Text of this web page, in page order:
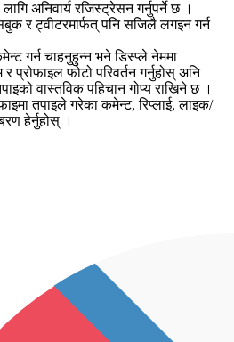
अनिवार्य रजिस्ट्रेसन गर्नुपर्ने छ ।
र ट्वीटरमार्फत् पनि सजिलै लगइन गर्न
गर्न चाहनुहुन्न भने डिस्प्ले नेममा
प्रोफाइल फोटो परिवर्तन गर्नुहोस् अनि
वास्तविक पहिचान गोप्य राखिने छ ।
तपाइले गरेका कमेन्ट, रिप्लाई, लाइक/
हेर्नुहोस् ।